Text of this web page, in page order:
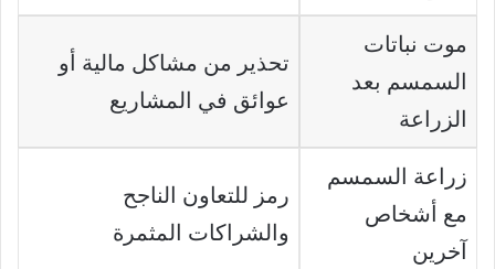
موت نباتات
السمسم بعد
الزراعة
تحذير من مشاكل مالية أو
عوائق في المشاريع
زراعة السمسم
مع أشخاص
آخرين
رمز للتعاون الناجح
والشراكات المثمرة